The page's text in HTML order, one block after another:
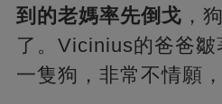
到的老媽率先倒戈 ，
了。Vicinius的爸爸皺
一隻狗，非常不情願